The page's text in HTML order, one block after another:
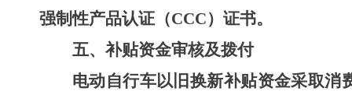
强制性产品认证（CCC）证书。
五、 补贴资金审核及拨付
电动自行车以旧换新补贴资金采取消